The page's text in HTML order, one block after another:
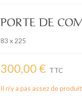
PORTE DE
83 x 225
300,00 € TTC
Il n'y a pas assez de